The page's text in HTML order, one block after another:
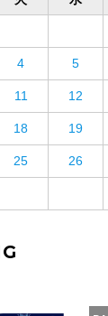
4 5
11 12
18 19
25 26